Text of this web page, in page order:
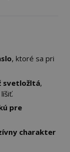
, ktoré sa pri
svetložltá,
pre
charakter